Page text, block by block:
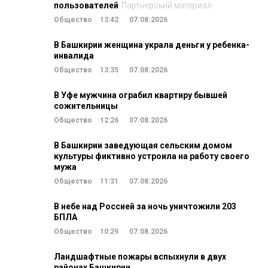
пользователей Партнерский материал
Общество 13:42 07.08.2026
В Башкирии женщина украла деньги у ребенка-
инвалида
Общество 13:35 07.08.2026
В Уфе мужчина ограбил квартиру бывшей
сожительницы
Общество 12:26 07.08.2026
В Башкирии заведующая сельским домом
культуры фиктивно устроила на работу своего
мужа
Общество 11:31 07.08.2026
В небе над Россией за ночь уничтожили 203
БПЛА
Общество 10:29 07.08.2026
Ландшафтные пожары вспыхнули в двух